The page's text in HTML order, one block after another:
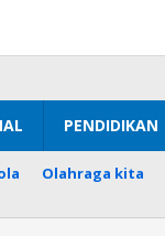
PENDIDIKAN
Olahraga kita